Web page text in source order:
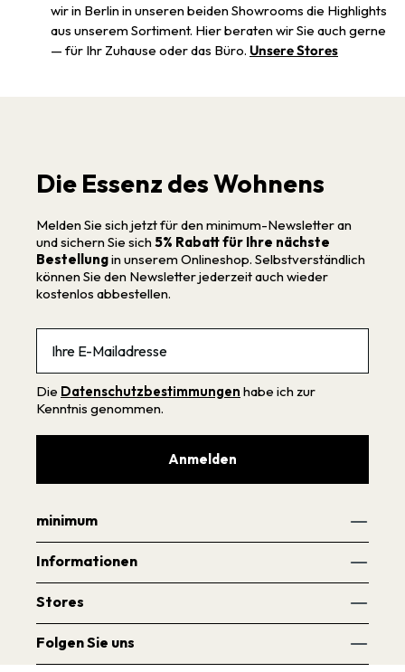
wir in Berlin in unseren beiden Showrooms die Highlights
aus unserem Sortiment. Hier beraten wir Sie auch gerne
— für Ihr Zuhause oder das Büro. Unsere Stores
Die Essenz des Wohnens
Melden Sie sich jetzt für den minimum-Newsletter an
und sichern Sie sich 5% Rabatt für Ihre nächste
Bestellungin unserem Onlineshop. Selbstverständlich
können Sie den Newsletter jederzeit auch wieder
kostenlos abbestellen.
Die Datenschutzbestimmungen habe ich zur
Kenntnis genommen.
Anmelden
minimum
Informationen
Stores
Folgen Sie uns